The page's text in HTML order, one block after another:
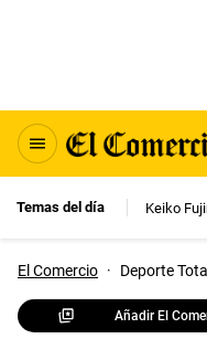
Temas del día Keiko
El Comercio · Deporte Total
Añadir El